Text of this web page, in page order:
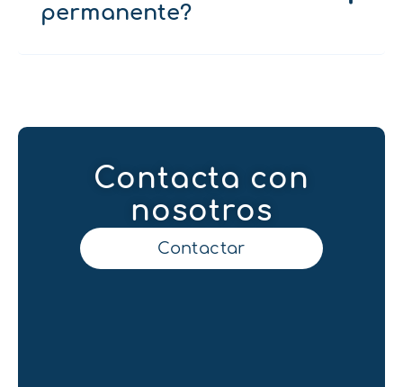
permanente?
Contacta con
nosotros
Contactar